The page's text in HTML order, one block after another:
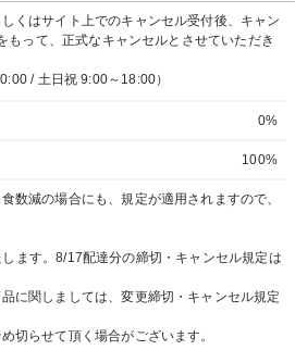
くはサイト上でのキャンセル受付後、キャン
もって、正式なキャンセルとさせていただき
/ 土日祝 9:00～18:00）
0%
100%
数減の場合にも、規定が適用されますので、
ます。8/17配達分の締切・キャンセル規定は
に関しましては、変更締切・キャンセル規定
切らせて頂く場合がございます。